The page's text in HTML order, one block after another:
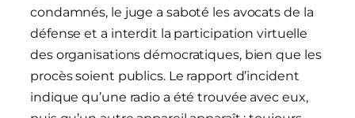
condamnés, le juge a saboté les avocats de la
défense et a interdit la participation virtuelle
des organisations démocratiques, bien que les
procès soient publics. Le rapport d’incident
indique qu’une radio a été trouvée avec eux,